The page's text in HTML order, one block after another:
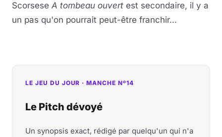
Scorsese A tombeau ouvert est secondaire, il y a
un pas qu'on pourrait peut-être franchir...
LE JEU DU JOUR · MANCHE Nº14
Le Pitch dévoyé
Un synopsis exact, rédigé par quelqu'un qui n'a